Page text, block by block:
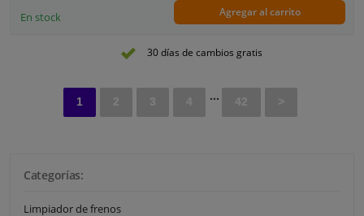
Categorías:
Limpiador de frenos
En stock Agregar al carrito
30 días de cambios gratis
1 2 3 4 ... 42 >